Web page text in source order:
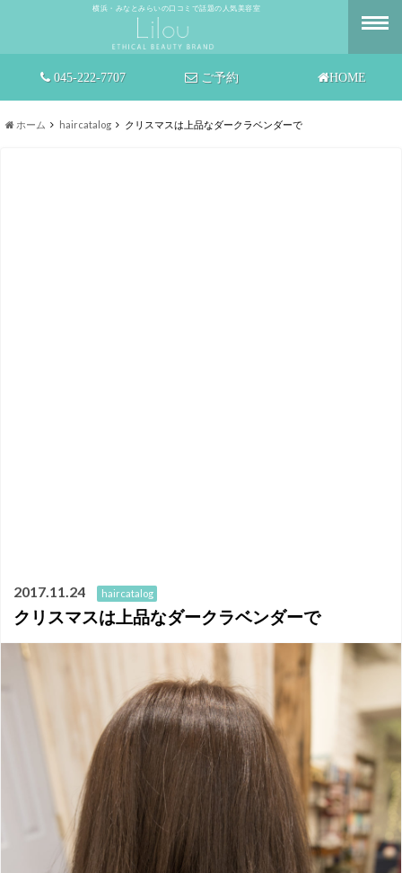
横浜・みなとみらいの口コミで話題の人気美容室
HOME
ご予約
045-222-7707
ホーム haircatalog クリスマスは上品なダークラベンダーで
2017.11.24 haircatalog
クリスマスは上品なダークラベンダーで